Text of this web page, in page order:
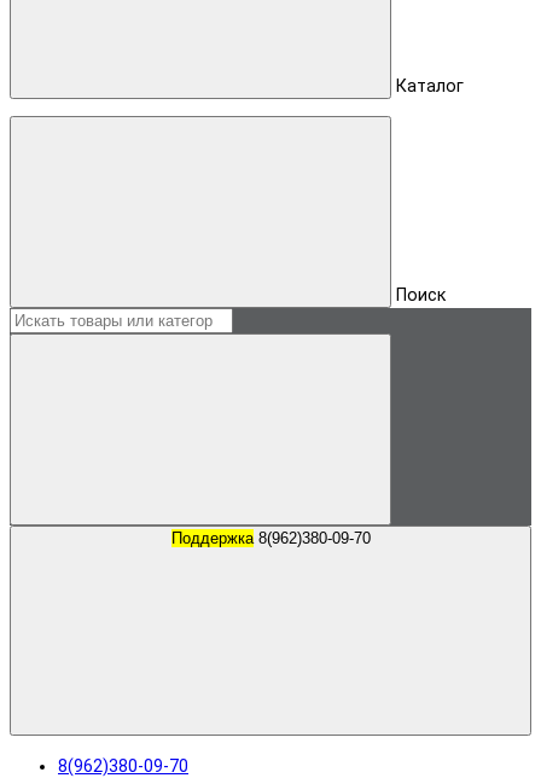
Каталог
Поиск
Поддержка 8(962)380-09-70
8(962)380-09-70